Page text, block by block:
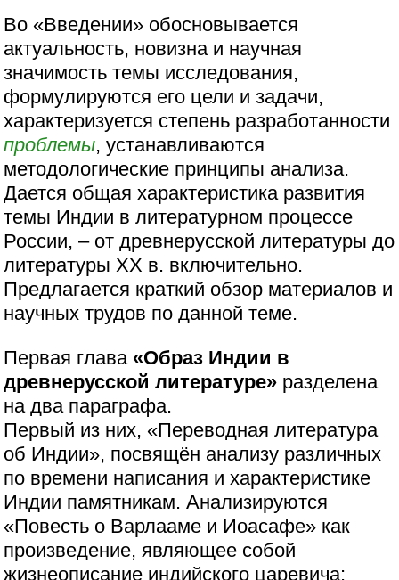
Во «Введении» обосновывается
актуальность, новизна и научная
значимость темы исследования,
формулируются его цели и задачи,
характеризуется степень разработанности
проблемы, устанавливаются
методологические принципы анализа.
Дается общая характеристика развития
темы Индии в литературном процессе
России, – от древнерусской литературы до
литературы ХХ в. включительно.
Предлагается краткий обзор материалов и
научных трудов по данной теме.
Первая глава «Образ Индии в
древнерусской литературе» разделена
на два параграфа.
Первый из них, «Переводная литература
об Индии», посвящён анализу различных
по времени написания и характеристике
Индии памятникам. Анализируются
«Повесть о Варлааме и Иоасафе» как
произведение, являющее собой
жизнеописание индийского царевича;